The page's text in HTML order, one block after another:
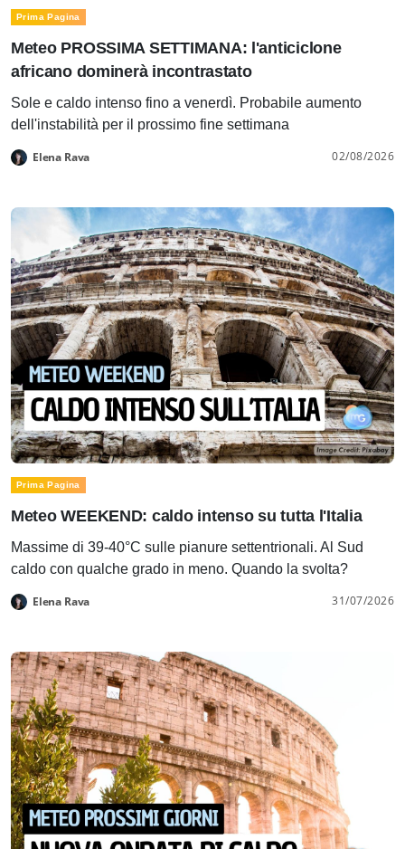
Prima Pagina
Meteo PROSSIMA SETTIMANA: l'anticiclone
africano dominerà incontrastato
Sole e caldo intenso fino a venerdì. Probabile aumento
dell'instabilità per il prossimo fine settimana
Elena Rava 02/08/2026
Prima Pagina
Meteo WEEKEND: caldo intenso su tutta l'Italia
Massime di 39-40°C sulle pianure settentrionali. Al Sud
caldo con qualche grado in meno. Quando la svolta?
Elena Rava 31/07/2026